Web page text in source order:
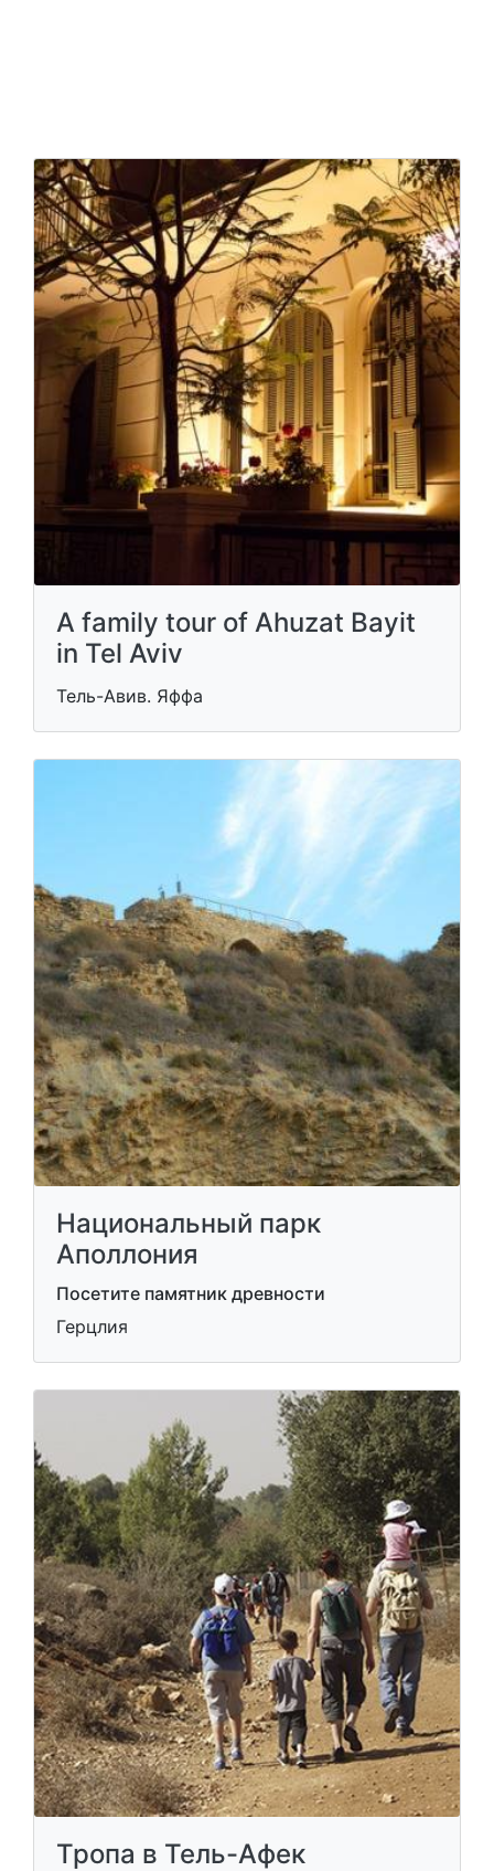
A family tour of Ahuzat Bayit
in Tel Aviv
Тель-Авив. Яффа
Национальный парк
Аполлония
Посетите памятник древности
Герцлия
Тропа в Тель-Афек